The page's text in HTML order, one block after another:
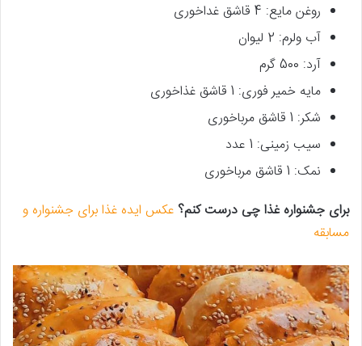
روغن مایع: 4 قاشق غداخوری
آب ولرم: 2 لیوان
آرد: 500 گرم
مایه خمیر فوری: 1 قاشق غذاخوری
شکر: 1 قاشق مرباخوری
سیب زمینی: 1 عدد
نمک: 1 قاشق مرباخوری
برای جشنواره غذا چی درست کنم؟ عکس ایده غذا برای جشنواره و
مسابقه